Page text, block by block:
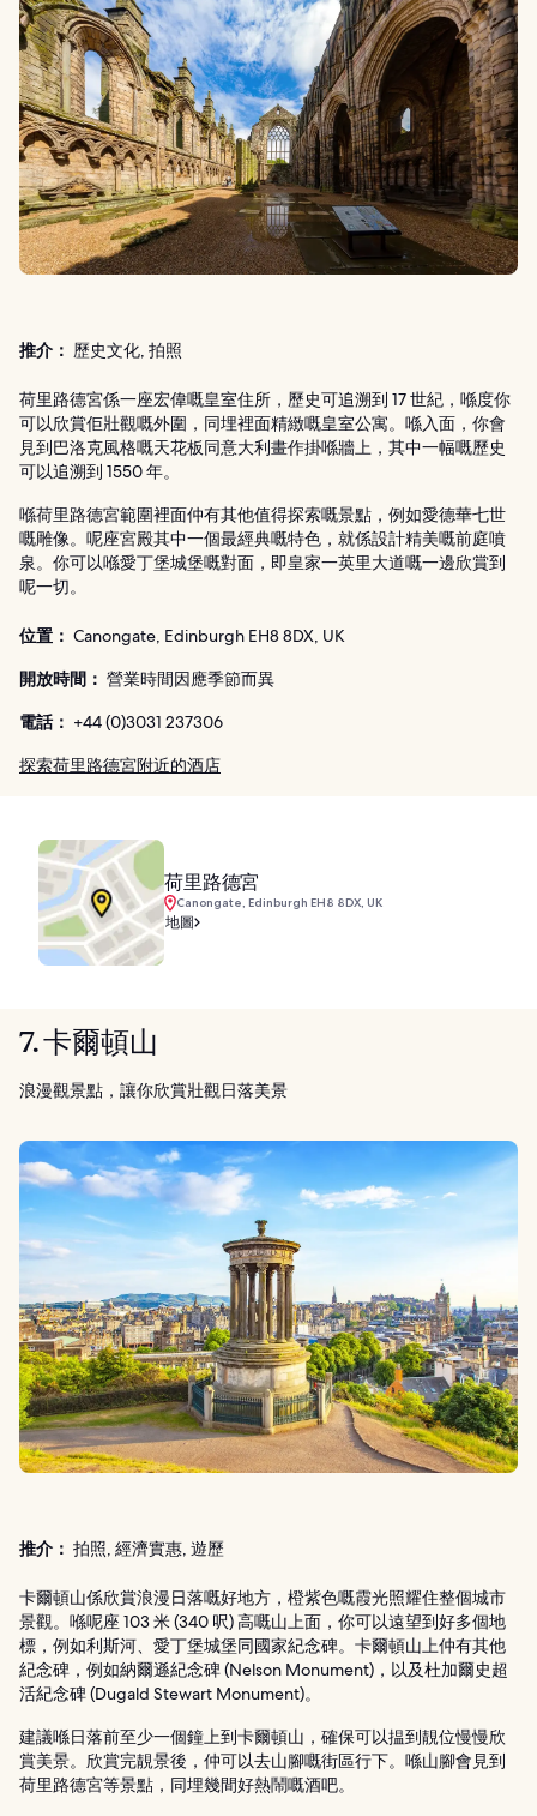
推介： 歷史文化, 拍照
荷里路德宮係一座宏偉嘅皇室住所，歷史可追溯到 17 世紀，喺度你
可以欣賞佢壯觀嘅外圍，同埋裡面精緻嘅皇室公寓。喺入面，你會
見到巴洛克風格嘅天花板同意大利畫作掛喺牆上，其中一幅嘅歷史
可以追溯到 1550 年。
喺荷里路德宮範圍裡面仲有其他值得探索嘅景點，例如愛德華七世
嘅雕像。呢座宮殿其中一個最經典嘅特色，就係設計精美嘅前庭噴
泉。你可以喺愛丁堡城堡嘅對面，即皇家一英里大道嘅一邊欣賞到
呢一切。
位置： Canongate, Edinburgh EH8 8DX, UK
開放時間： 營業時間因應季節而異
電話： +44 (0)3031 237306
探索荷里路德宮附近的酒店
荷里路德宮
Canongate, Edinburgh EH8 8DX, UK
地圖
7. 卡爾頓山
浪漫觀景點，讓你欣賞壯觀日落美景
推介： 拍照, 經濟實惠, 遊歷
卡爾頓山係欣賞浪漫日落嘅好地方，橙紫色嘅霞光照耀住整個城市
景觀。喺呢座 103 米 (340 呎) 高嘅山上面，你可以遠望到好多個地
標，例如利斯河、愛丁堡城堡同國家紀念碑。卡爾頓山上仲有其他
紀念碑，例如納爾遜紀念碑 (Nelson Monument)，以及杜加爾史超
活紀念碑 (Dugald Stewart Monument)。
建議喺日落前至少一個鐘上到卡爾頓山，確保可以揾到靚位慢慢欣
賞美景。欣賞完靚景後，仲可以去山腳嘅街區行下。喺山腳會見到
荷里路德宮等景點，同埋幾間好熱鬧嘅酒吧。